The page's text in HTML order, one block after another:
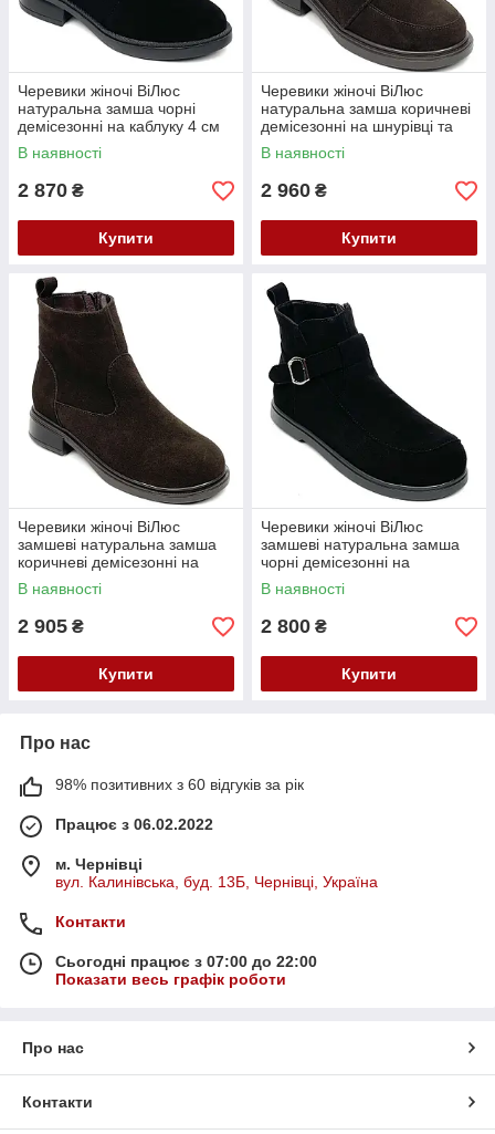
Черевики жіночі ВіЛюс
натуральна замша чорні
демісезонні на каблуку 4 см
6033 ч.зм 36 Чорні
В наявності
2 870 ₴
Купити
Черевики жіночі ВіЛюс
натуральна замша коричневі
демісезонні на шнурівці та
блискавці каблук 3 см 36
Коричневі
В наявності
2 960 ₴
Купити
Черевики жіночі ВіЛюс
замшеві натуральна замша
коричневі демісезонні на
підборах 3 см для широкої
ноги 6031 кор.зм 36
В наявності
2 905 ₴
Купити
Черевики жіночі ВіЛюс
замшеві натуральна замша
чорні демісезонні на
низькому ходу 1,5 см для
широкої ноги 6014 ч.зм 36
В наявності
2 800 ₴
Купити
Про нас
98% позитивних з 60 відгуків за рік
Працює з 06.02.2022
м. Чернівці
вул. Калинівська, буд. 13Б, Чернівці, Україна
Контакти
Сьогодні працює з 07:00 до 22:00
Показати весь графік роботи
Про нас
Контакти